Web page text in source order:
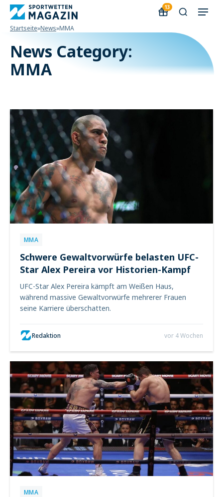
13
Startseite»News»MMA
News Category:
MMA
MMA
Schwere Gewaltvorwürfe belasten UFC-
Star Alex Pereira vor Historien-Kampf
UFC-Star Alex Pereira kämpft am Weißen Haus,
während massive Gewaltvorwürfe mehrerer Frauen
seine Karriere überschatten.
Redaktion vor 4 Wochen
MMA